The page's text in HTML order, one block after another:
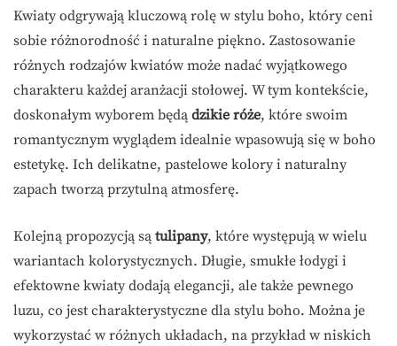
Kwiaty odgrywają kluczową rolę w stylu boho, który ceni
sobie różnorodność i naturalne piękno. Zastosowanie
różnych rodzajów kwiatów może nadać wyjątkowego
charakteru każdej aranżacji stołowej. W tym kontekście,
doskonałym wyborem będą dzikie róże, które swoim
romantycznym wyglądem idealnie wpasowują się w boho
estetykę. Ich delikatne, pastelowe kolory i naturalny
zapach tworzą przytulną atmosferę.
Kolejną propozycją są tulipany, które występują w wielu
wariantach kolorystycznych. Długie, smukłe łodygi i
efektowne kwiaty dodają elegancji, ale także pewnego
luzu, co jest charakterystyczne dla stylu boho. Można je
wykorzystać w różnych układach, na przykład w niskich